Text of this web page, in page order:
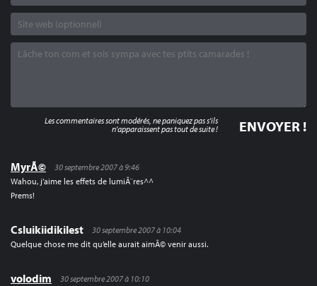
MyrÃ©
30 septembre 2007 à 9:46
Wahou, j’aime les effets de lumiÃ¨res^^
Prems!
Csluikiidikilest
30 septembre 2007 à 10:04
Quelque chose me dit qu’elle aurait aimÃ© venir aussi.
volodim
30 septembre 2007 à 10:10
Les commentaires sont modérés, ne paniquez pas s'ils
n'apparaissent pas tout de suite !